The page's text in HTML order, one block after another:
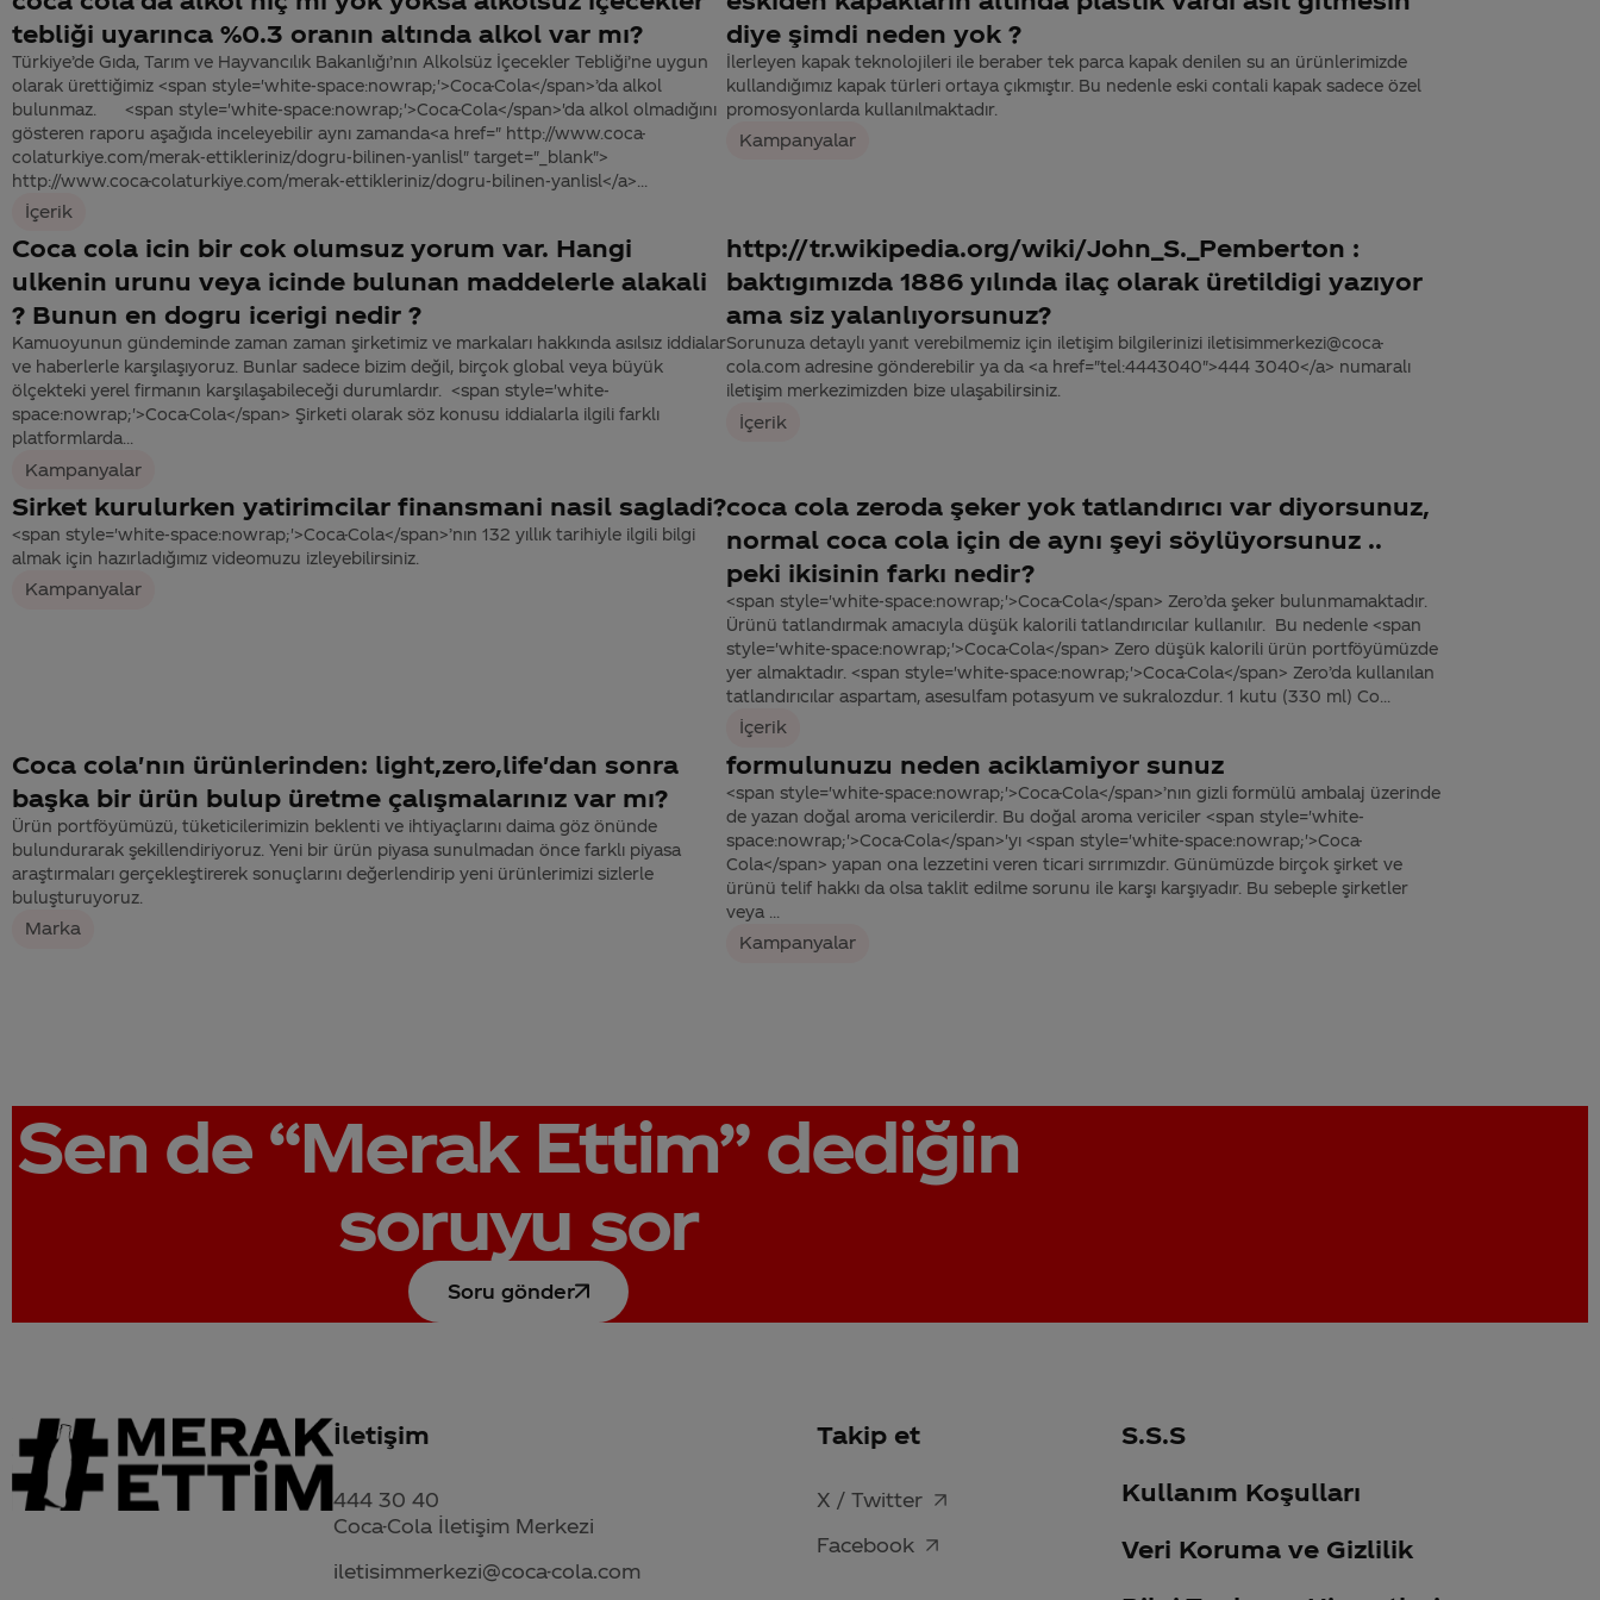
tebliği uyarınca %0.3 oranın altında alkol var mı?
Türkiye’de Gıda, Tarım ve Hayvancılık Bakanlığı’nın Alkolsüz İçecekler Tebliği’ne uygun
olarak ürettiğimiz <span style='white-space:nowrap;'>Coca-Cola</span>’da alkol
bulunmaz. <span style='white-space:nowrap;'>Coca-Cola</span>'da alkol olmadığını
gösteren raporu aşağıda inceleyebilir aynı zamanda<a href=" http://www.coca-
colaturkiye.com/merak-ettikleriniz/dogru-bilinen-yanlisl" target="_blank">
http://www.coca-colaturkiye.com/merak-ettikleriniz/dogru-bilinen-yanlisl</a>...
İçerik
diye şimdi neden yok ?
İlerleyen kapak teknolojileri ile beraber tek parca kapak denilen su an ürünlerimizde
kullandığımız kapak türleri ortaya çıkmıştır. Bu nedenle eski contali kapak sadece özel
promosyonlarda kullanılmaktadır.
Kampanyalar
Coca cola icin bir cok olumsuz yorum var. Hangi
ulkenin urunu veya icinde bulunan maddelerle alakali
? Bunun en dogru icerigi nedir ?
Kamuoyunun gündeminde zaman zaman şirketimiz ve markaları hakkında asılsız iddialar
ve haberlerle karşılaşıyoruz. Bunlar sadece bizim değil, birçok global veya büyük
ölçekteki yerel firmanın karşılaşabileceği durumlardır. <span style='white-
space:nowrap;'>Coca-Cola</span> Şirketi olarak söz konusu iddialarla ilgili farklı
platformlarda...
Kampanyalar
http://tr.wikipedia.org/wiki/John_S._Pemberton :
baktıgımızda 1886 yılında ilaç olarak üretildigi yazıyor
ama siz yalanlıyorsunuz?
Sorunuza detaylı yanıt verebilmemiz için iletişim bilgilerinizi iletisimmerkezi@coca-
cola.com adresine gönderebilir ya da <a href="tel:4443040">444 3040</a> numaralı
iletişim merkezimizden bize ulaşabilirsiniz.
İçerik
Sirket kurulurken yatirimcilar finansmani nasil sagladi?
<span style='white-space:nowrap;'>Coca-Cola</span>’nın 132 yıllık tarihiyle ilgili bilgi
almak için hazırladığımız videomuzu izleyebilirsiniz.
Kampanyalar
coca cola zeroda şeker yok tatlandırıcı var diyorsunuz,
normal coca cola için de aynı şeyi söylüyorsunuz ..
peki ikisinin farkı nedir?
<span style='white-space:nowrap;'>Coca-Cola</span> Zero’da şeker bulunmamaktadır.
Ürünü tatlandırmak amacıyla düşük kalorili tatlandırıcılar kullanılır. Bu nedenle <span
style='white-space:nowrap;'>Coca-Cola</span> Zero düşük kalorili ürün portföyümüzde
yer almaktadır. <span style='white-space:nowrap;'>Coca-Cola</span> Zero’da kullanılan
tatlandırıcılar aspartam, asesulfam potasyum ve sukralozdur. 1 kutu (330 ml) Co...
İçerik
Coca cola'nın ürünlerinden: light,zero,life'dan sonra
başka bir ürün bulup üretme çalışmalarınız var mı?
Ürün portföyümüzü, tüketicilerimizin beklenti ve ihtiyaçlarını daima göz önünde
bulundurarak şekillendiriyoruz. Yeni bir ürün piyasa sunulmadan önce farklı piyasa
araştırmaları gerçekleştirerek sonuçlarını değerlendirip yeni ürünlerimizi sizlerle
buluşturuyoruz.
Marka
formulunuzu neden aciklamiyor sunuz
<span style='white-space:nowrap;'>Coca-Cola</span>’nın gizli formülü ambalaj üzerinde
de yazan doğal aroma vericilerdir. Bu doğal aroma vericiler <span style='white-
space:nowrap;'>Coca-Cola</span>'yı <span style='white-space:nowrap;'>Coca-
Cola</span> yapan ona lezzetini veren ticari sırrımızdır. Günümüzde birçok şirket ve
ürünü telif hakkı da olsa taklit edilme sorunu ile karşı karşıyadır. Bu sebeple şirketler
veya ...
Kampanyalar
Sen de “Merak Ettim”dediğin
soruyu sor
Soru gönder
İletişim
444 30 40
Coca-Cola İletişim Merkezi
iletisimmerkezi@coca-cola.com
Takip et
X / Twitter
Facebook
S.S.S
Kullanım Koşulları
Veri Koruma ve Gizlilik